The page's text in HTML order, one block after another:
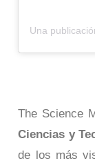
The Science
Ciencias y
de los más